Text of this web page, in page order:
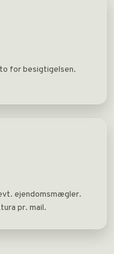
for besigtigelsen.
ejendomsmægler.
pr. mail.